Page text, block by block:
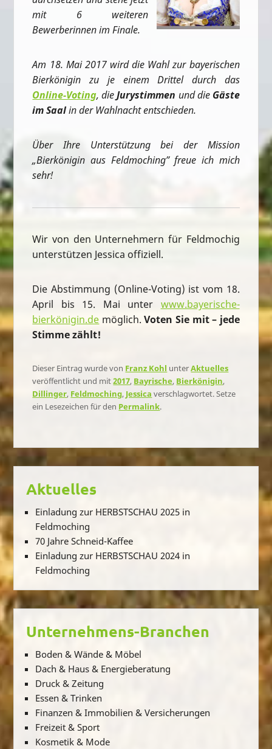
mit 6 weiteren
Bewerberinnen im Finale.
Am 18. Mai 2017 wird die Wahl zur bayerischen
Bierkönigin zu je einem Drittel durch das
Online-Voting, dieJurystimmen und die Gäste
im Saalin der Wahlnacht entschieden.
Über Ihre Unterstützung bei der Mission
„Bierkönigin aus Feldmoching” freue ich mich
sehr!
Wir von den Unternehmern für Feldmochig
unterstützen Jessica offiziell.
Die Abstimmung (Online-Voting) ist vom 18.
April bis 15. Mai unter www.bayerische-
bierkönigin.de möglich.Voten Sie mit – jede
Stimme zählt!
Dieser Eintrag wurde von Franz Kohl unterAktuelles
veröffentlicht und mit2017, Bayrische, Bierkönigin,
Dillinger, Feldmoching, Jessica verschlagwortet. Setze
ein Lesezeichen für den Permalink.
Aktuelles
Einladung zur HERBSTSCHAU 2025 in
Feldmoching
70 Jahre Schneid-Kaffee
Einladung zur HERBSTSCHAU 2024 in
Feldmoching
Unternehmens-Branchen
Boden & Wände & Möbel
Dach & Haus & Energieberatung
Druck & Zeitung
Essen & Trinken
Finanzen & Immobilien & Versicherungen
Freizeit & Sport
Kosmetik & Mode